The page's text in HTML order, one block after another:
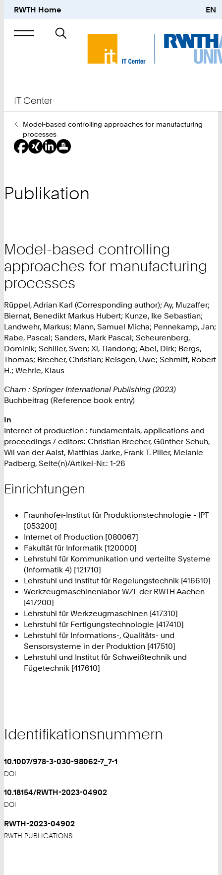
RWTH Home EN
Suche
nach
IT Center
Sie
sind
hier:
Model-based controlling approaches for manufacturing
processes
Publikation
Model-based controlling
approaches for manufacturing
processes
Rüppel, Adrian Karl (Corresponding author); Ay, Muzaffer;
Biernat, Benedikt Markus Hubert; Kunze, Ike Sebastian;
Landwehr, Markus; Mann, Samuel Micha; Pennekamp, Jan;
Rabe, Pascal; Sanders, Mark Pascal; Scheurenberg,
Dominik; Schiller, Sven; Xi, Tiandong; Abel, Dirk; Bergs,
Thomas; Brecher, Christian; Reisgen, Uwe; Schmitt, Robert
H.; Wehrle, Klaus
Cham : Springer International Publishing (2023)
Buchbeitrag (Reference book entry)
In
Internet of production : fundamentals, applications and
proceedings / editors: Christian Brecher, Günther Schuh,
Wil van der Aalst, Matthias Jarke, Frank T. Piller, Melanie
Padberg, Seite(n)/Artikel-Nr.: 1-26
Einrichtungen
Fraunhofer-Institut für Produktionstechnologie - IPT
[053200]
Internet of Production [080067]
Fakultät für Informatik [120000]
Lehrstuhl für Kommunikation und verteilte Systeme
(Informatik 4) [121710]
Lehrstuhl und Institut für Regelungstechnik [416610]
Werkzeugmaschinenlabor WZL der RWTH Aachen
[417200]
Lehrstuhl für Werkzeugmaschinen [417310]
Lehrstuhl für Fertigungstechnologie [417410]
Lehrstuhl für Informations-, Qualitäts- und
Sensorsysteme in der Produktion [417510]
Lehrstuhl und Institut für Schweißtechnik und
Fügetechnik [417610]
Identifikationsnummern
10.1007/978-3-030-98062-7_7-1
DOI
10.18154/RWTH-2023-04902
DOI
RWTH-2023-04902
RWTH PUBLICATIONS